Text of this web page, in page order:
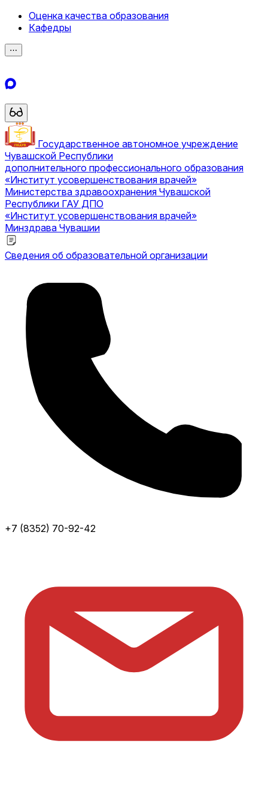
Оценка качества образования
Кафедры
⋯
Государственное автономное учреждение
Чувашской Республики
дополнительного профессионального образования
«Институт усовершенствования врачей»
Министерства здравоохранения Чувашской
Республики ГАУ ДПО
«Институт усовершенствования врачей»
Минздрава Чувашии
Сведения об образовательной организации
+7 (8352) 70-92-42